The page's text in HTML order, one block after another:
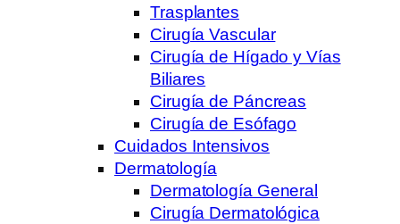
Trasplantes
Cirugía Vascular
Cirugía de Hígado y Vías
Biliares
Cirugía de Páncreas
Cirugía de Esófago
Cuidados Intensivos
Dermatología
Dermatología General
Cirugía Dermatológica